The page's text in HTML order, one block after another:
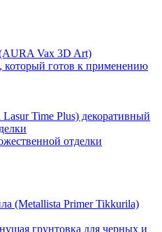
Vax 3D Art)
который готов к применению
Time Plus) декоративный
отделки
(Metallista Primer Tikkurila)
грунтовка для черных и